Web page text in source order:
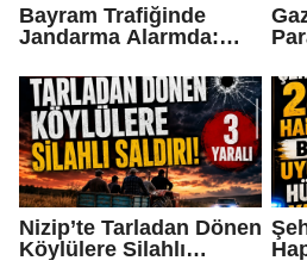
Bayram Trafiğinde
Jandarma Alarmda:
Denetim
Nizip’te Tarladan Dönen
Köylülere Silahlı